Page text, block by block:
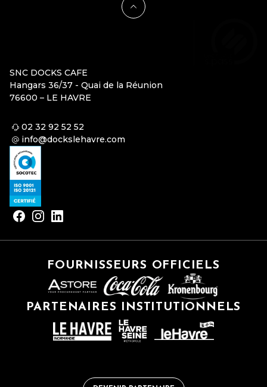
SNC DOCKS CAFE
Hangars 36/37 - Quai de la Réunion
76600 – LE HAVRE
02 32 92 52 52
info@dockslehavre.com
FOURNISSEURS OFFICIELS
PARTENAIRES INSTITUTIONNELS